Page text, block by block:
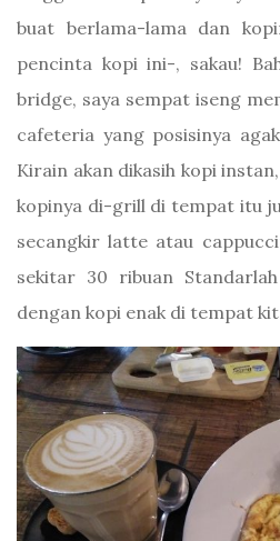
buat berlama-lama dan
pencinta kopi ini-, sakau!
bridge, saya sempat iseng
cafeteria yang posisinya
Kirain akan dikasih kopi
kopinya di-grill di tempat itu
secangkir latte atau
sekitar 30 ribuan
dengan kopi enak di tempat